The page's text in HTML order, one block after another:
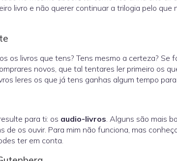
livro e não querer continuar a trilogia pelo que
os livros que tens? Tens mesmo a certeza? Se
novos, que tal tentares ler primeiro os
leres os que já tens ganhas algum tempo
para ti: os audio-livros. Alguns são mais
de os ouvir. Para mim não funciona, mas
ter em conta.